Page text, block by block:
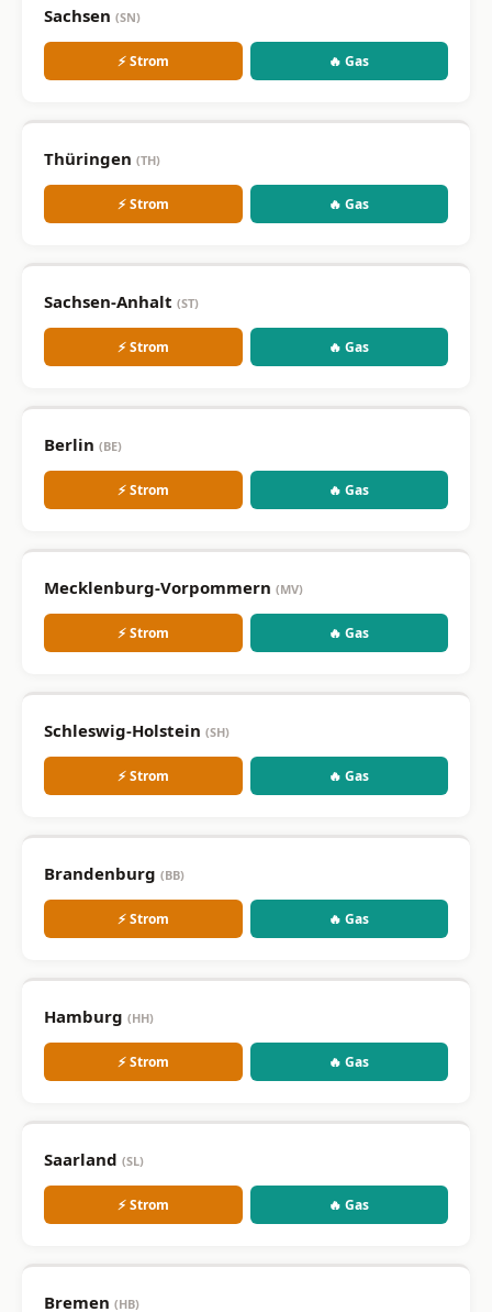
Sachsen (SN)
⚡ Strom 🔥 Gas
Thüringen (TH)
⚡ Strom 🔥 Gas
Sachsen-Anhalt (ST)
⚡ Strom 🔥 Gas
Berlin (BE)
⚡ Strom 🔥 Gas
Mecklenburg-Vorpommern (MV)
⚡ Strom 🔥 Gas
Schleswig-Holstein (SH)
⚡ Strom 🔥 Gas
Brandenburg (BB)
⚡ Strom 🔥 Gas
Hamburg (HH)
⚡ Strom 🔥 Gas
Saarland (SL)
⚡ Strom 🔥 Gas
Bremen (HB)